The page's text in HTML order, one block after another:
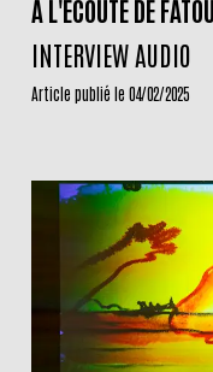
À L'ÉCOUTE DE
INTERVIEW AUDIO
Article publié le 04/02/2025